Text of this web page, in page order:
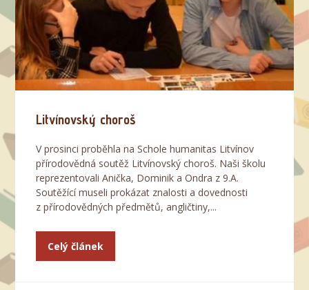
Litvínovský choroš
V prosinci proběhla na Schole humanitas Litvínov
přírodovědná soutěž Litvínovský choroš. Naši školu
reprezentovali Anička, Dominik a Ondra z 9.A.
Soutěžící museli prokázat znalosti a dovednosti
z přírodovědných předmětů, angličtiny,...
Celý článek